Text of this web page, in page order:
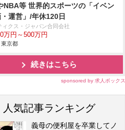
NBA等 世界的スポーツの「イベン
・運営」/年休120日
ィクス・ジャパン合同会社
万円～500万円
京都
続きはこちら
sponsored by 求人ボックス
人気記事ランキング
義母の便利屋を卒業してノ